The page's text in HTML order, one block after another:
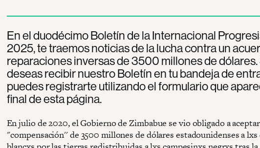
En el duodécimo Boletín de la Internacional
2025, te traemos noticias de la lucha contra un
reparaciones inversas de 3500 millones de dólares.
deseas recibir nuestro Boletín en tu bandeja de
puedes registrarte utilizando el formulario que
final de esta página.
En julio de 2020, el Gobierno de Zimbabue se vio obligado a
''compensación'' de 3500 millones de dólares estadounidenses a